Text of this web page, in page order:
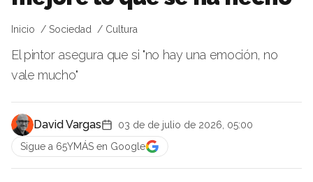
Inicio Sociedad Cultura
El pintor asegura que si "no hay una emoción, no
vale mucho"
David Vargas
03 de de julio de 2026, 05:00
Sigue a 65YMÁS en Google